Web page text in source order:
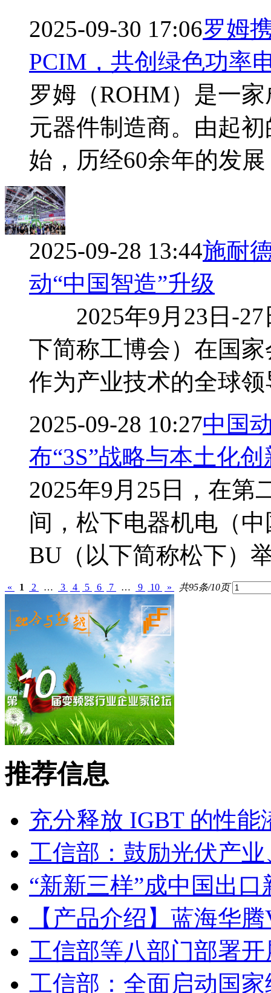
2025-09-30 17:06罗姆
PCIM，共创绿色功率
罗姆（ROHM）是一
元器件制造商。由起
始，历经60余年的发
2025-09-28 13:44施耐
动“中国智造”升级
2025年9月23日-27
下简称工博会）在国
作为产业技术的全球
2025-09-28 10:27中国
布“3S”战略与本土化
2025年9月25日，在第
间，松下电器机电（
BU（以下简称松下）
« 1 2 … 3 4 5 6 7 … 9 10 » 共95条/10页
推荐信息
充分释放 IGBT 的性
工信部：鼓励光伏产
“新新三样”成中国出口
【产品介绍】蓝海华
工信部等八部门部署
工信部：全面启动国